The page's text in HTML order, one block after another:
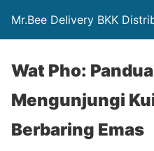
Mr.Bee Delivery BKK
Wat Pho:
Mengunjungi
Berbaring Emas